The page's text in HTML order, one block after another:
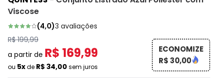
Viscose
(4,0)3 avaliações
R$ 199,99
a partir de R$ 169,99
ou 5xde R$ 34,00 sem juros
ECONOMIZE
R$ 30,00